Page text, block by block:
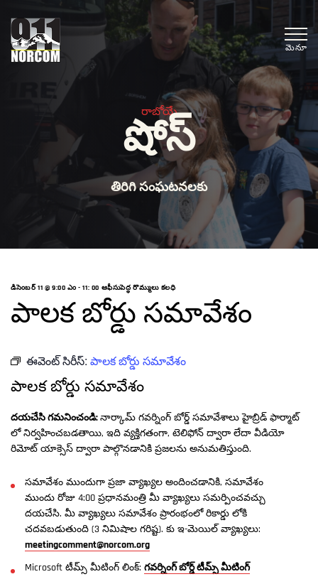
మెనూ
రాబోయే
షోస్
తిరిగి సంఘటనలకు
డిసెంబర్ 11 @ 9:00 ఎం-11: 00 ఆఫీసుపెద్ధ రొమ్ములు కలధి
పాలక బోర్డు సమావేశం
ఈవెంట్ సిరీస్: పాలక బోర్డు సమావేశం
పాలక బోర్డు సమావేశం
దయచేసి గమనించండి: నార్కామ్ గవర్నింగ్ బోర్డ్ సమావేశాలు హైబ్రిడ్ ఫార్మాట్
లో నిర్వహించబడతాయి, ఇది వ్యక్తిగతంగా, టెలిఫోన్ ద్వారా లేదా వీడియో
రిమోట్ యాక్సెస్ ద్వారా పాల్గొనడానికి ప్రజలను అనుమతిస్తుంది.
సమావేశం ముందుగా ప్రజా వ్యాఖ్యల అందించడానికి, సమావేశం
ముందు రోజు 4:00 ప్రధానమంత్రి మీ వ్యాఖ్యలు సమర్పించవచ్చు
దయచేసి. మీ వ్యాఖ్యలు సమావేశం ప్రారంభంలో రికార్డు లోకి
చదవబడుతుంది (3 నిమిషాల గరిష్ట). కు ఇ-మెయిల్ వ్యాఖ్యలు:
meetingcomment@norcom.org
Microsoft టీమ్స్ మీటింగ్ లింక్: గవర్నింగ్ బోర్డ్ టీమ్స్ మీటింగ్